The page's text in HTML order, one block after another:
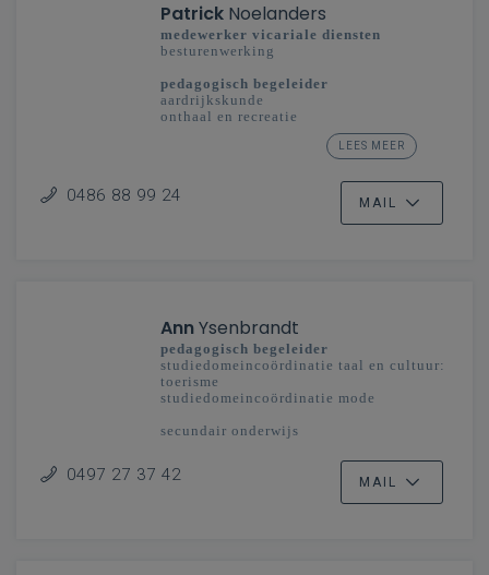
Patrick Noelanders
medewerker vicariale diensten
besturenwerking
pedagogisch begeleider
aardrijkskunde
onthaal en recreatie
studiedomein taal en cultuur: toerisme
Limburg - Vlaanderenbreed
LEES MEER
0486 88 99 24 MAIL
AnnYsenbrandt
pedagogisch begeleider
studiedomeincoördinatie taal en cultuur:
toerisme
studiedomeincoördinatie mode
secundair onderwijs
0497 27 37 42 MAIL